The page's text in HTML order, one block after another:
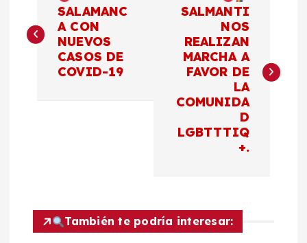
a
v
SALAMANC
A CON
NUEVOS
CASOS DE
COVID-19
SALMANTI
NOS
REALIZAN
MARCHA A
FAVOR DE
LA
COMUNIDA
D
LGBTTTIQ
+.
También te podría interesar: